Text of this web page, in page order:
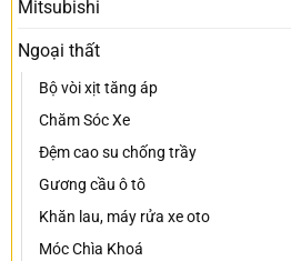
Mitsubishi
Ngoại thất
Bộ vòi xịt tăng áp
Chăm Sóc Xe
Đệm cao su chống trầy
Gương cầu ô tô
Khăn lau, máy rửa xe oto
Móc Chìa Khoá